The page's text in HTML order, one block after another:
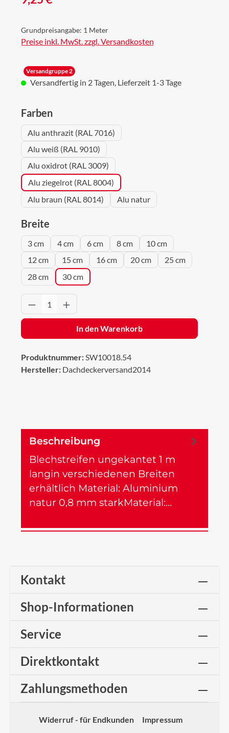
Grundpreisangabe: 1 Meter
Preise inkl. MwSt. zzgl. Versandkosten
Versandgruppe 2
Versandfertig in 2 Tagen, Lieferzeit 1-3 Tage
Farbenauswählen
Alu anthrazit (RAL 7016)
Alu weiß (RAL 9010)
Alu oxidrot (RAL 3009)
Alu ziegelrot (RAL 8004)
Alu braun (RAL 8014)
Alu natur
Breite
3 cm 4 cm 6 cm 8 cm
10 cm
12 cm
15 cm 16 cm 20 cm
25 cm
28 cm
30 cm
Produkt Anzahl: Gib den gewünschten
In den Warenkorb
Produktnummer:SW10018.54
Hersteller: Dachdeckerversand2014
Beschreibung
Blechstreifen ungekantet 1 m
langin verschiedenen Breiten
erhältlich Material: Aluminium
natur 0,8 mm starkMaterial:…
Kontakt
Shop-Informationen
Service
Direktkontakt
Zahlungsmethoden
Widerruf - für Endkunden
Impressum